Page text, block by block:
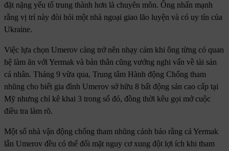
đặt nặng yếu tố trung thành hơn là chuyên môn. Ông nhấn mạnh
rằng vị trí này đòi hỏi một nhà ngoại giao lão luyện và có uy tín của
Ukraine.
Việc lựa chọn Umerov càng trở nên nhạy cảm khi ông từng có quan
hệ làm ăn với Yermak và bản thân cũng vướng nghi vấn về tài sản
cá nhân. Tháng 9 vừa qua, Trung tâm Hành động Chống tham
nhũng cho biết gia đình Umerov sở hữu 8 bất động sản cao cấp tại
Mỹ nhưng chỉ kê khai 3 trong số đó, đồng thời kêu gọi mở cuộc
điều tra làm rõ.
Một số nhà vận động chống tham nhũng cảnh báo rằng cả Yermak
lẫn Umerov đều có thể đối mặt nguy cơ xung đột lợi ích khi tham